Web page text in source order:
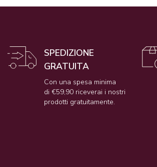
SPEDIZIONE
GRATUITA
Con una spesa minima
di €59,90 riceverai i nostri
prodotti gratuitamente.